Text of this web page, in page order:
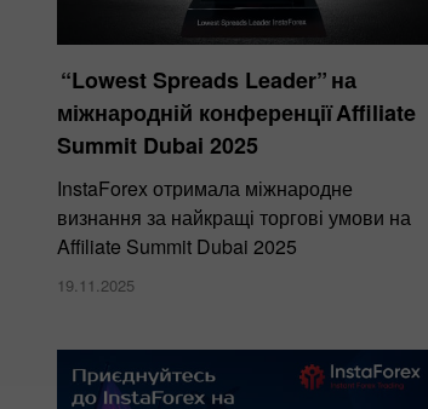
“Lowest Spreads Leader” на
міжнародній конференції Affiliate
Summit Dubai 2025
InstaForex отримала міжнародне
визнання за найкращі торгові умови на
Affiliate Summit Dubai 2025
19.11.2025